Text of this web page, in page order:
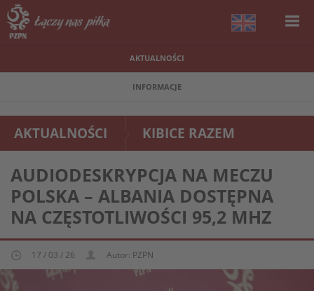
AKTUALNOŚCI
INFORMACJE
AKTUALNOŚCI KIBICE RAZEM
AUDIODESKRYPCJA NA MECZU
POLSKA – ALBANIA DOSTĘPNA
NA CZĘSTOTLIWOŚCI 95,2 MHZ
17 / 03 / 26 Autor: PZPN